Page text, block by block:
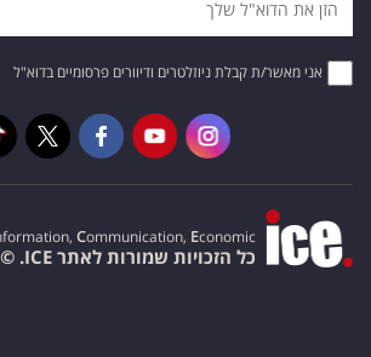
אני מאשר/ת קבלת ניוזלטרים ודיוורים פרסומיים בדוא"ל
Communication, Economic
כל הזכויות שמורות לאתר ICE. ©